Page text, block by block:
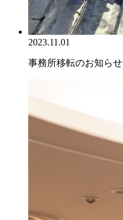
2023.11.01
事務所移転のお知らせ